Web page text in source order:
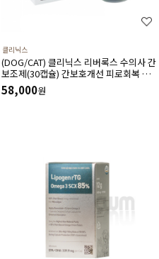
클리닉스
(DOG/CAT) 클리닉스 리버록스 수의사 간
보조제(30캡슐) 간보호개선 피로회복 스
트레스완화 항산화에 도움
58,000원